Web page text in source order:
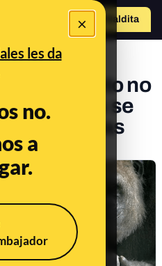
×
les da
no.
a
Hazte Maldita
de Fomento no
a quienes se
15 días